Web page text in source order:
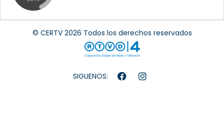
© CERTV 2026 Todos los derechos reservados
SIGUENOS: